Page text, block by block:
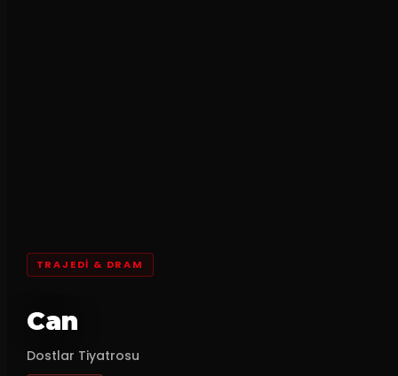
TRAJEDI & DRAM
Can
Dostlar Tiyatrosu